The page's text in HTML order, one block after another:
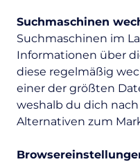
Suchmaschinen
Suchmaschinen im
Informationen über
diese regelmäßig
einer der größten
weshalb du dich
Alternativen zum